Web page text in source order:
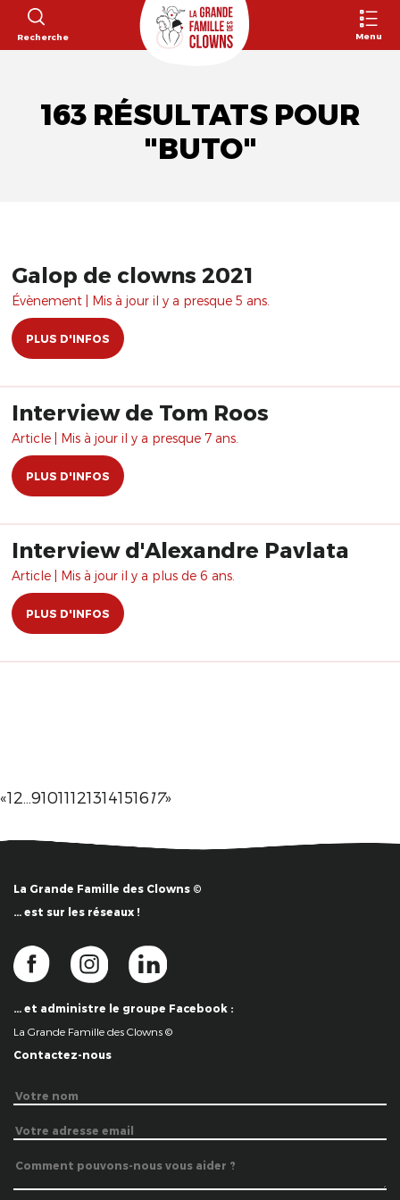
Recherche Menu
163 RÉSULTATS POUR
"BUTO"
Galop de clowns 2021
Évènement | Mis à jour il y a presque 5 ans.
PLUS D'INFOS
Interview de Tom Roos
Article | Mis à jour il y a presque 7 ans.
PLUS D'INFOS
Interview d'Alexandre Pavlata
Article | Mis à jour il y a plus de 6 ans.
PLUS D'INFOS
«12 91011121314151617»
La Grande Famille des Clowns ©
… est sur les réseaux !
… et administre le groupe Facebook :
La Grande Famille des Clowns ©
Contactez-nous